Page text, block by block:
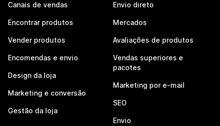
Canais de vendas
Encontrar produtos
Vender produtos
Encomendas e envio
Design da loja
Marketing e conversão
Gestão da loja
Envio direto
Mercados
Avaliações de produtos
Vendas superiores e
pacotes
Marketing por e-mail
SEO
Envio